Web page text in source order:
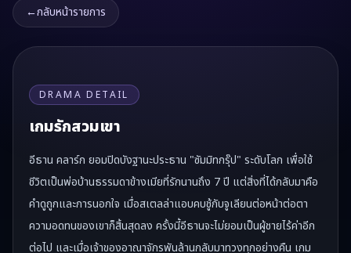
←กลับหน้ารายการ
DRAMA DETAIL
เกมรักสวมเขา
อีธาน คลาร์ก ยอมปิดบังฐานะประธาน "ซัมมิทกรุ๊ป" ระดับโลก เพื่อใช้
ชีวิตเป็นพ่อบ้านธรรมดาข้างเมียที่รักนานถึง 7 ปี แต่สิ่งที่ได้กลับมาคือ
คำดูถูกและการนอกใจ เมื่อสเตลล่าแอบคบชู้กับจูเลียนต่อหน้าต่อตา
ความอดทนของเขาก็สิ้นสุดลง ครั้งนี้อีธานจะไม่ยอมเป็นผู้ชายไร้ค่าอีก
ต่อไป และเมื่อเจ้าของอาณาจักรพันล้านกลับมาทวงทุกอย่างคืน เกม